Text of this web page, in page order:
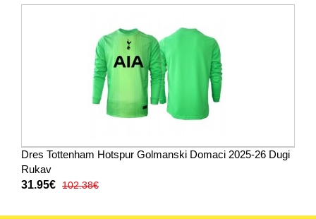
Dres Tottenham Hotspur Golmanski Domaci 2025-26 Dugi
Rukav
31.95€ 102.38€